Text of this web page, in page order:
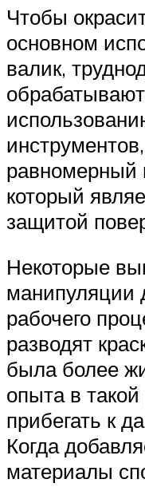
Чтобы
основном
валик,
равномерный
который
защитой
Некоторые
манипуляции
рабочего
разводят
была более
опыта в
прибегать к
Когда
материалы